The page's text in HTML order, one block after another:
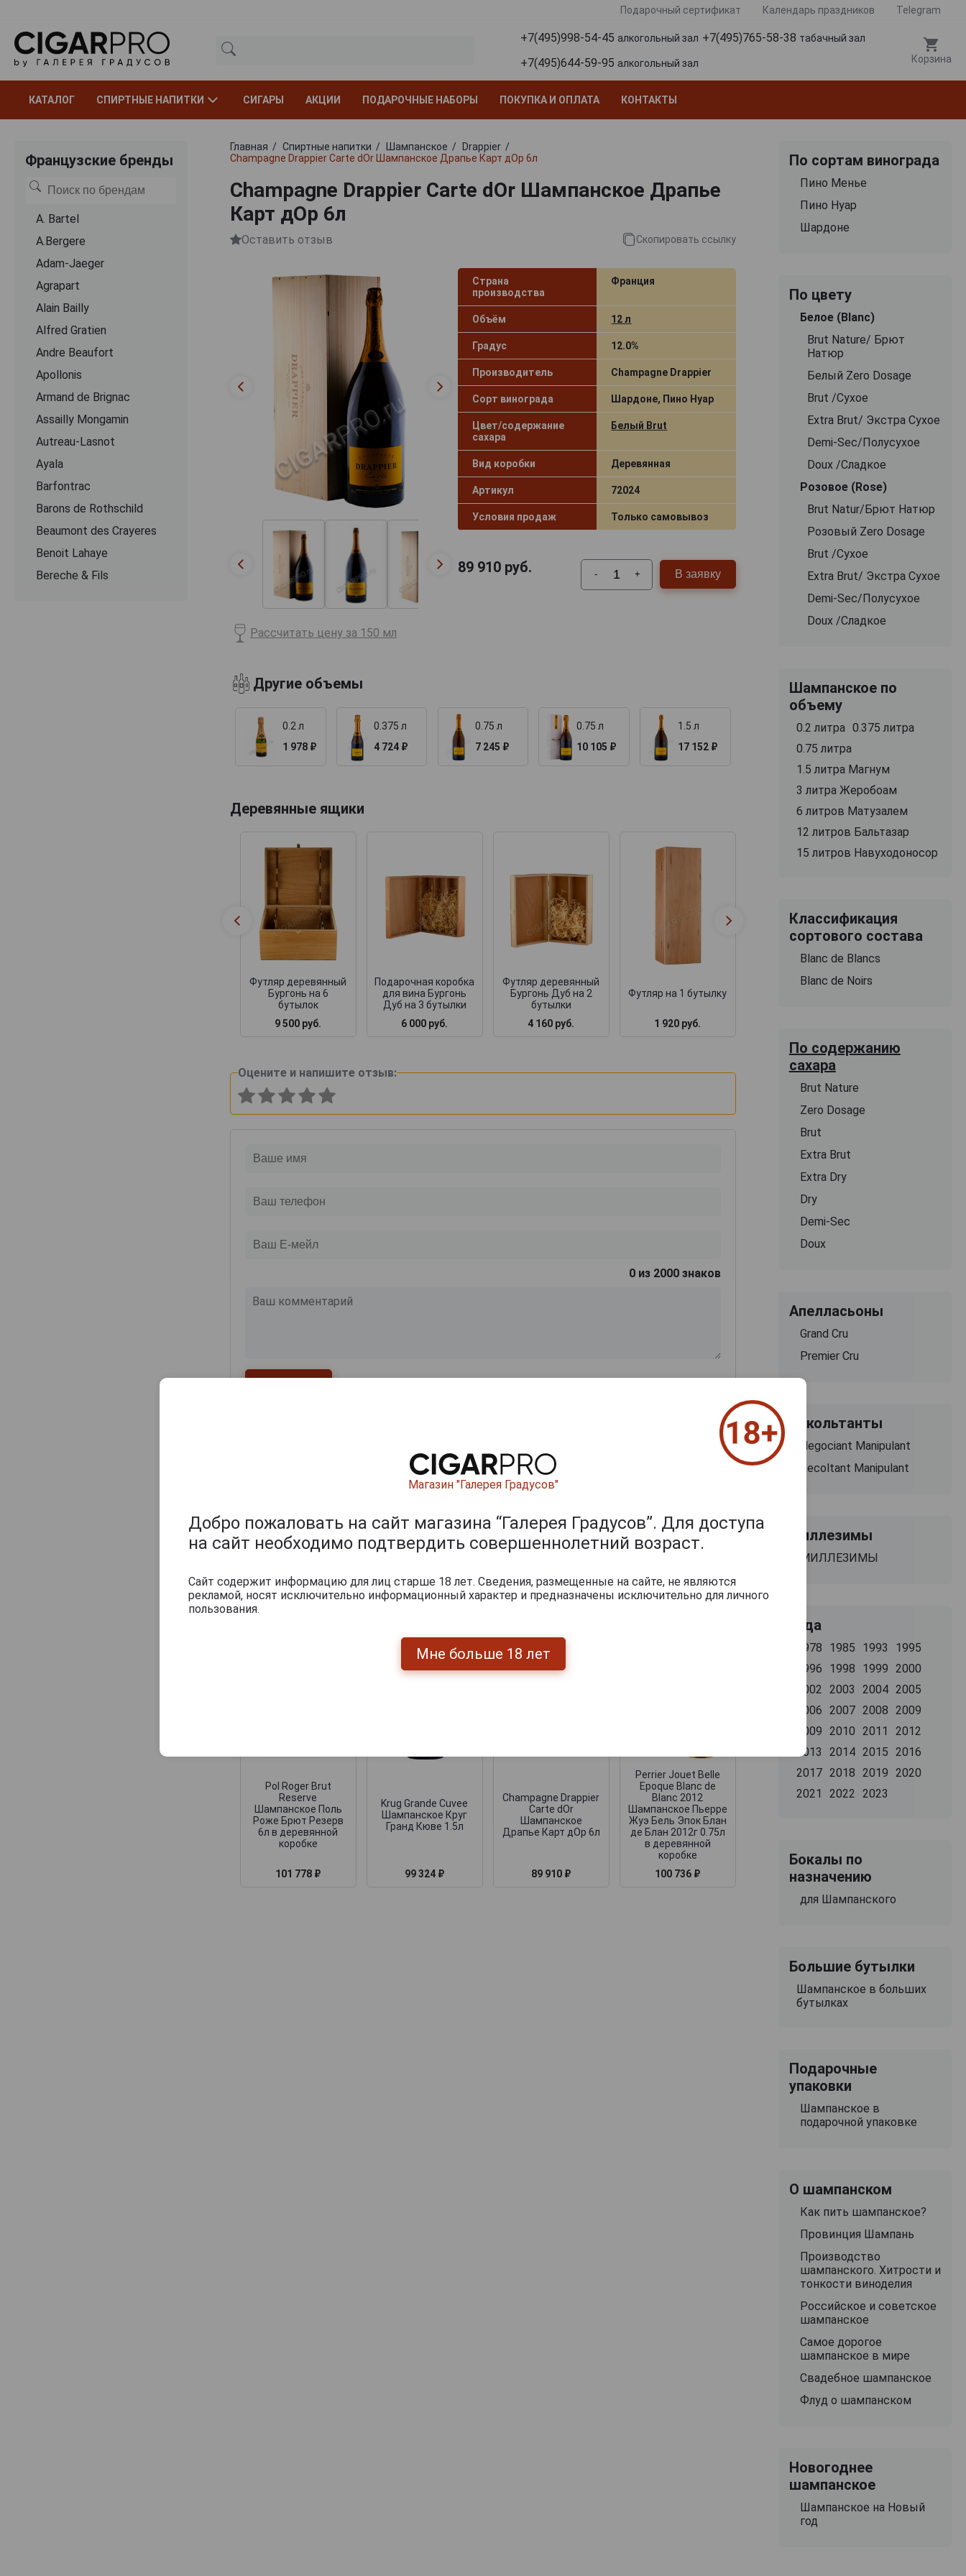
Подарочный сертификат Календарь праздников Telegram
+7(495)998-54-45 алкогольный зал +7(495)765-58-38 табачный зал
+7(495)644-59-95 алкогольный зал Корзина
КАТАЛОГ СПИРТНЫЕ НАПИТКИ СИГАРЫ АКЦИИ ПОДАРОЧНЫЕ НАБОРЫ ПОКУПКА И ОПЛАТА КОНТАКТЫ
Французские бренды
A. Bartel
A.Bergere
Adam-Jaeger
Agrapart
Alain Bailly
Alfred Gratien
Andre Beaufort
Apollonis
Armand de Brignac
Assailly Mongamin
Autreau-Lasnot
Ayala
Barfontrac
Barons de Rothschild
Beaumont des Crayeres
Benoit Lahaye
Bereche & Fils
Главная Спиртные напитки Шампанское
Drappier
Champagne Drappier Carte dOr Шампанское Драпье Карт дОр 6л
Champagne Drappier Carte dOr Шампанское Драпье
Карт дОр 6л
Оставить отзыв Скопировать ссылку
Страна
производства
Франция
Объём 12 л
Градус 12.0%
Производитель Champagne Drappier
Сорт винограда Шардоне, Пино Нуар
Цвет/содержание
сахара
Белый Brut
Вид коробки Деревянная
Артикул 72024
Условия продаж Только самовывоз
89 910руб. - + В заявку
Рассчитать цену за 150 мл
Другие объемы
0.2 л
1 978 ₽
0.375 л
4 724 ₽
0.75 л
7 245 ₽
0.75 л
10 105 ₽
1.5 л
17 152 ₽
Деревянные ящики
Футляр деревянный
Бургонь на 6
бутылок
9 500 руб.
Подарочная коробка
для вина Бургонь
Дуб на 3 бутылки
6 000 руб.
Футляр деревянный
Бургонь Дуб на 2
бутылки
4 160 руб.
Футляр на 1 бутылку
1 920 руб.
Деревянная
коробка для коньяка
подарочный
набора
Оцените и напишите отзыв:
0 из 2000 знаков
Перейти
Похожие Шампанские
Pol Roger Brut
Reserve
Шампанское Поль
Роже Брют Резерв
6л в деревянной
коробке
101 778 ₽
Krug Grande Cuvee
Шампанское Круг
Гранд Кюве 1.5л
99 324 ₽
Champagne Drappier
Carte dOr
Шампанское
Драпье Карт дОр 6л
89 910 ₽
Perrier Jouet Belle
Epoque Blanc de
Blanc 2012
Шампанское Пьерре
Жуэ Бель Эпок Блан
де Блан 2012г 0.75л
в деревянной
коробке
100 736 ₽
По сортам винограда
Пино Менье
Пино Нуар
Шардоне
По цвету
Белое (Blanc)
Brut Nature/ Брют
Натюр
Белый Zero Dosage
Brut /Сухое
Extra Brut/ Экстра Сухое
Demi-Sec/Полусухое
Doux /Сладкое
Розовое (Rose)
Brut Natur/Брют Натюр
Розовый Zero Dosage
Brut /Сухое
Extra Brut/ Экстра Сухое
Demi-Sec/Полусухое
Doux /Сладкое
Шампанское по
объему
0.2 литра 0.375 литра
0.75 литра
1.5 литра Магнум
3 литра Жеробоам
6 литров Матузалем
12 литров Бальтазар
15 литров Навуходоносор
Классификация
сортового состава
Blanc de Blancs
Blanc de Noirs
По содержанию
сахара
Brut Nature
Zero Dosage
Brut
Extra Brut
Extra Dry
Dry
Demi-Sec
Doux
Апелласьоны
Grand Cru
Premier Cru
Рекольтанты
Negociant Manipulant
Recoltant Manipulant
Миллезимы
МИЛЛЕЗИМЫ
Года
1978 1985 1993
1995
1996
1998 1999
2000
2002
2003 2004 2005
2006
2007 2008
2009
2009
2010 2011
2012
2013
2014 2015
2016
2017 2018 2019
2020
2021
2022 2023
Бокалы по
назначению
для Шампанского
Большие бутылки
Шампанское в больших
бутылках
Подарочные
упаковки
Шампанское в
подарочной упаковке
О шампанском
Как пить шампанское?
Провинция Шампань
Производство
шампанского. Хитрости и
тонкости виноделия
Российское и советское
шампанское
Самое дорогое
шампанское в мире
Свадебное шампанское
Флуд о шампанском
Новогоднее
шампанское
Шампанское на Новый
год
Магазин "Галерея Градусов"
Добро пожаловать на сайт магазина “Галерея Градусов”. Для доступа
на сайт необходимо подтвердить совершеннолетний возраст.
Сайт содержит информацию для лиц старше 18 лет. Сведения, размещенные на сайте, не являются
рекламой, носят исключительно информационный характер и предназначены исключительно для личного
пользования.
Мне больше 18 лет